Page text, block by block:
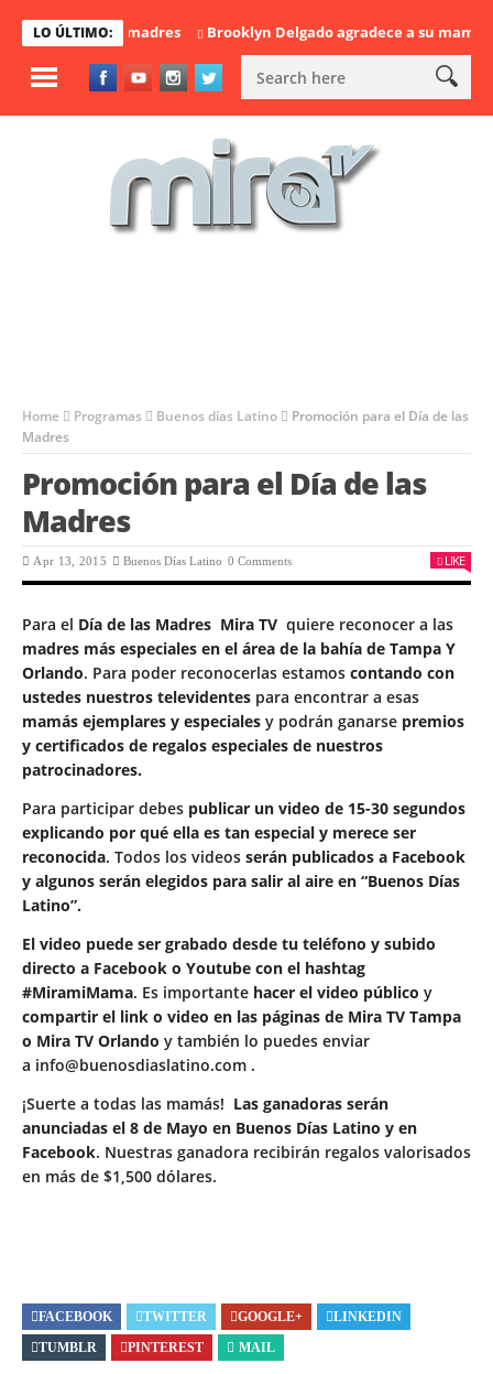
LO ÚLTIMO:
el día de las madres Brooklyn Delgado agradece a su mamá en
Home Programas Buenos días Latino
Promoción para el Día de las
Madres
Promoción para el Día de las
Madres
Apr 13, 2015 Buenos Días Latino 0 Comments LIKE
Para el Día de las Madres Mira TV quiere reconocer a las
madres más especiales en el área de la bahía de Tampa Y
Orlando. Para poder reconocerlas estamos contando con
ustedes nuestros televidentes para encontrar a esas
mamás ejemplares y especiales y podrán ganarse premios
y certificados de regalos especiales de nuestros
patrocinadores.
Para participar debes publicar un video de 15-30 segundos
explicando por qué ella es tan especial y merece ser
reconocida. Todos los videos serán publicados a Facebook
y algunos serán elegidos para salir al aire en “Buenos Días
Latino”.
El video puede ser grabado desde tu teléfono y subido
directo a Facebook o Youtube con el hashtag
#MiramiMama. Es importante hacer el video público y
compartir el link o video en las páginas de Mira TV Tampa
o Mira TV Orlando y también lo puedes enviar
a info@buenosdiaslatino.com .
¡Suerte a todas las mamás! Las ganadoras serán
anunciadas el 8 de Mayo en Buenos Días Latino y en
Facebook. Nuestras ganadora recibirán regalos valorisados
en más de $1,500 dólares.
FACEBOOK TWITTER GOOGLE+
LINKEDIN
TUMBLR
PINTEREST MAIL